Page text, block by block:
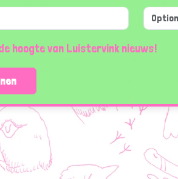
hoogte van Luistervink nieuws!